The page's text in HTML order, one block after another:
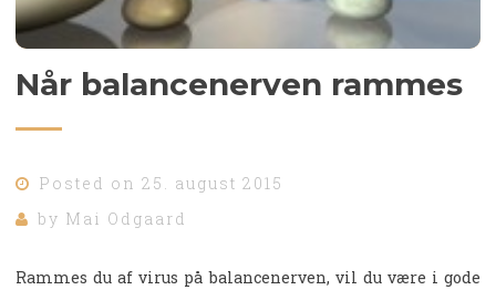
Når balancenerven rammes
Posted on 25. august 2015
by Mai Odgaard
Rammes du af virus på balancenerven, vil du være i gode